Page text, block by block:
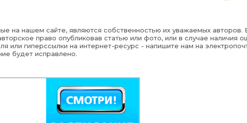
на нашем сайте, являются собственностью их уважаемых авторов.
право опубликовав статью или фото, или в случае наличия
или гиперссылки на интернет-ресурс - напишите нам на
будет исправлено.